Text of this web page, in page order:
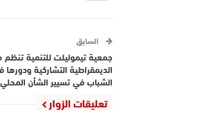
السابق
جمعية تيموليلت للتنمية
الديمقراطية التشاركية
الشباب في تسيير الشأن المحلي
تعليقات الزوار